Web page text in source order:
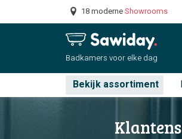
18 moderneShowrooms
Badkamers voor elke dag
Bekijk assortiment